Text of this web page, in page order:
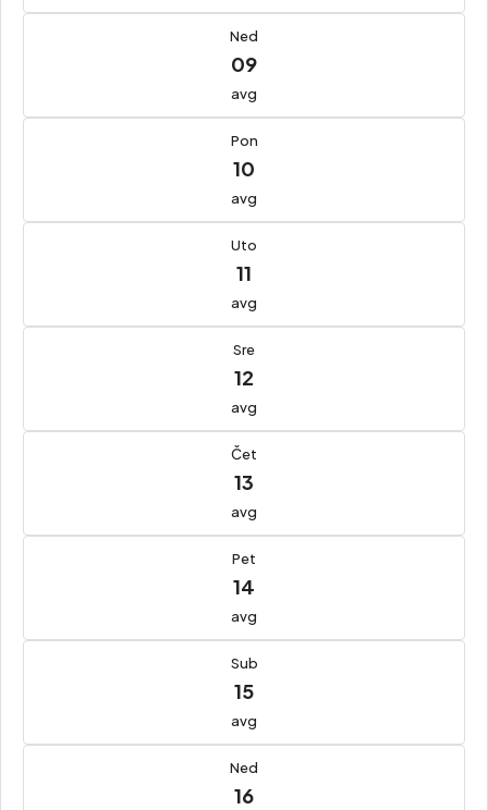
Ned
09
avg
Pon
10
avg
Uto
11
avg
Sre
12
avg
Čet
13
avg
Pet
14
avg
Sub
15
avg
Ned
16